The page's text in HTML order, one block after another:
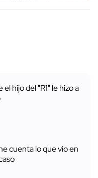
hijo del "R1" le hizo a
cuenta lo que vio en